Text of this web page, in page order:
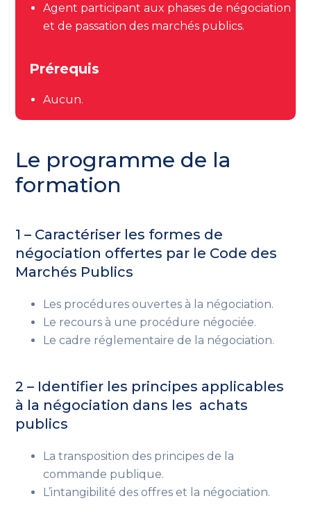
Agent participant aux phases de négociation
et de passation des marchés publics.
Prérequis
Aucun.
Le programme de la
formation
1 – Caractériser les formes de
négociation offertes par le Code des
Marchés Publics
Les procédures ouvertes à la négociation.
Le recours à une procédure négociée.
Le cadre réglementaire de la négociation.
2 – Identifier les principes applicables
à la négociation dans les achats
publics
La transposition des principes de la
commande publique.
L’intangibilité des offres et la négociation.